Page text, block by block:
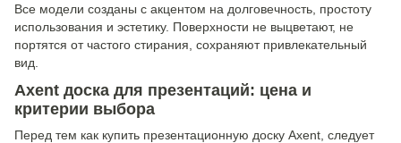
Все модели созданы с акцентом на долговечность, простоту
использования и эстетику. Поверхности не выцветают, не
портятся от частого стирания, сохраняют привлекательный
вид.
Axent доска для презентаций: цена и
критерии выбора
Перед тем как купить презентационную доску Axent, следует